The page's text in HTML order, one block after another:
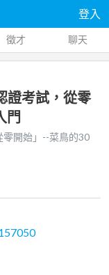
登入
徵才 聊天
證考試，從零
門
零開始」--菜鳥的30